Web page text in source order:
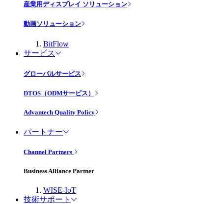
産業用ディスプレイ ソリューション
動画ソリューション
BitFlow
サービス
グローバルサービス
DTOS（ODMサービス）
Advantech Quality Policy
パートナー
Channel Partners
Business Alliance Partner
WISE-IoT
技術サポート